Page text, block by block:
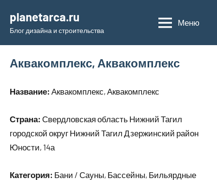
содержимому
planetarca.ru
Блог дизайна и строительства
Меню
Аквакомплекс, Аквакомплекс
Название: Аквакомплекс, Аквакомплекс
Страна: Свердловская область Нижний Тагил
городской округ Нижний Тагил Дзержинский район
Юности, 14а
Категория: Бани / Сауны, Бассейны, Бильярдные